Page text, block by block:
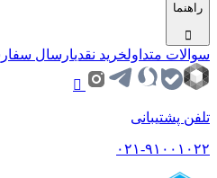
راهنما
سوالات متداولخرید نقدیارسال
تلفن پشتیبانی
۰۲۱-۹۱۰۰۱۰۲۲